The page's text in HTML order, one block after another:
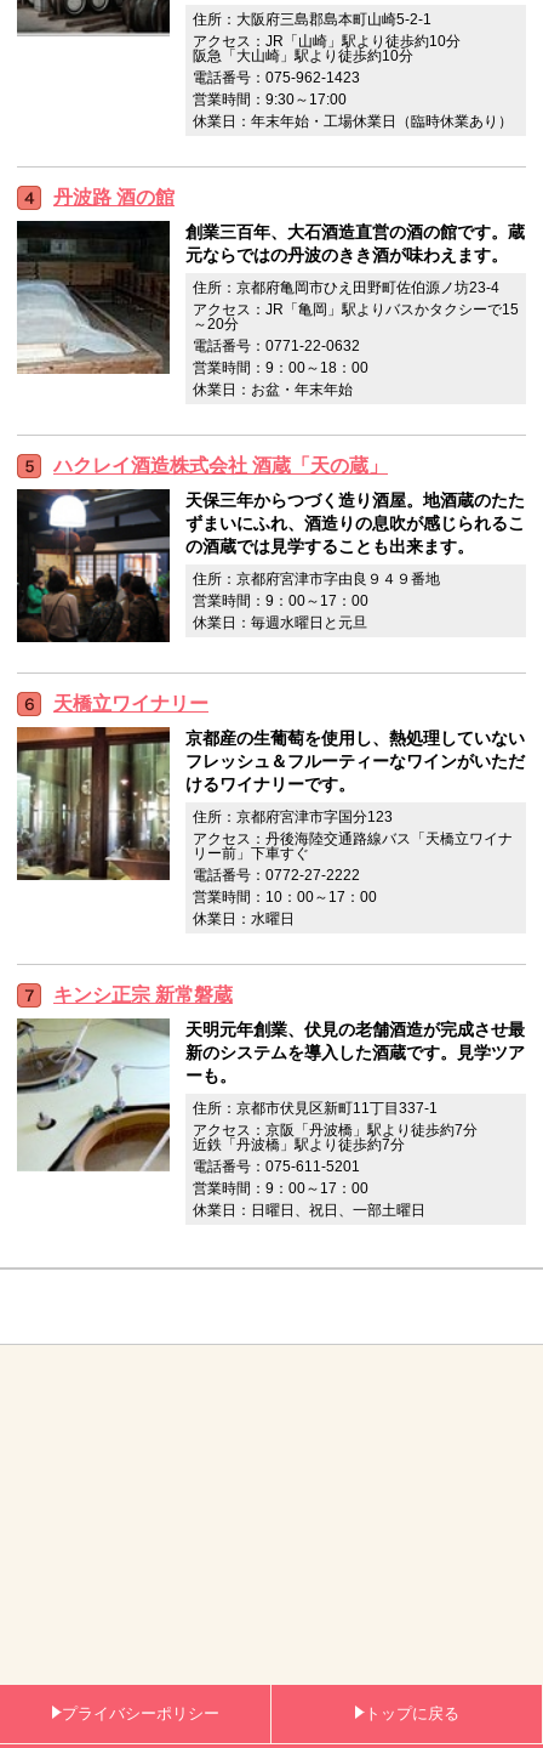
住所：大阪府三島郡島本町山崎5-2-1
アクセス：JR「山崎」駅より徒歩約10分
阪急「大山崎」駅より徒歩約10分
電話番号：075-962-1423
営業時間：9:30～17:00
休業日：年末年始・工場休業日（臨時休業あり）
丹波路 酒の館
創業三百年、大石酒造直営の酒の館です。蔵
元ならではの丹波のきき酒が味わえます。
住所：京都府亀岡市ひえ田野町佐伯源ノ坊23-4
アクセス：JR「亀岡」駅よりバスかタクシーで15
～20分
電話番号：0771-22-0632
営業時間：9：00～18：00
休業日：お盆・年末年始
ハクレイ酒造株式会社 酒蔵「天の蔵」
天保三年からつづく造り酒屋。地酒蔵のたた
ずまいにふれ、酒造りの息吹が感じられるこ
の酒蔵では見学することも出来ます。
住所：京都府宮津市字由良９４９番地
営業時間：9：00～17：00
休業日：毎週水曜日と元旦
天橋立ワイナリー
京都産の生葡萄を使用し、熱処理していない
フレッシュ＆フルーティーなワインがいただ
けるワイナリーです。
住所：京都府宮津市字国分123
アクセス：丹後海陸交通路線バス「天橋立ワイナ
リー前」下車すぐ
電話番号：0772-27-2222
営業時間：10：00～17：00
休業日：水曜日
キンシ正宗 新常磐蔵
天明元年創業、伏見の老舗酒造が完成させ最
新のシステムを導入した酒蔵です。見学ツア
ーも。
住所：京都市伏見区新町11丁目337-1
アクセス：京阪「丹波橋」駅より徒歩約7分
近鉄「丹波橋」駅より徒歩約7分
電話番号：075-611-5201
営業時間：9：00～17：00
休業日：日曜日、祝日、一部土曜日
プライバシーポリシー トップに戻る